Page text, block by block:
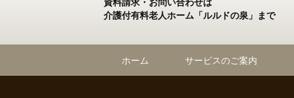
介護付有料老人ホーム「ルルドの泉」まで
ホーム サービスのご案内